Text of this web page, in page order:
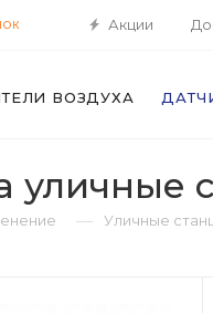
Акции
ВОЗДУХА
уличные
— Уличные